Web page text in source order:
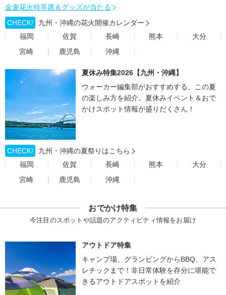
金麦花火特等席＆グッズが当たる
CHECK!
九州・沖縄の花火開催カレンダー
福岡
佐賀 長崎 熊本
大分
宮崎
鹿児島 沖縄
夏休み特集2026【九州・沖縄】
ウォーカー編集部がおすすめする、この夏
の楽しみ方を紹介。夏休みイベント＆おで
かけスポット情報が盛りだくさん！
CHECK!
九州・沖縄の夏祭りはこちら
福岡
佐賀 長崎 熊本
大分
宮崎
鹿児島 沖縄
おでかけ特集
今注目のスポットや話題のアクティビティ情報をお届け
アウトドア特集
キャンプ場、グランピングからBBQ、アス
レチックまで！非日常体験を存分に堪能で
きるアウトドアスポットを紹介